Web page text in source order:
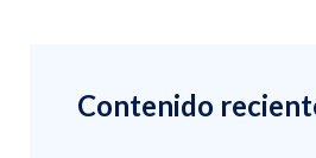
Contenido